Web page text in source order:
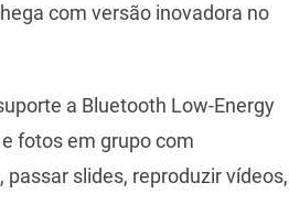
com versão inovadora no
a Bluetooth Low-Energy
fotos em grupo com
slides, reproduzir vídeos,